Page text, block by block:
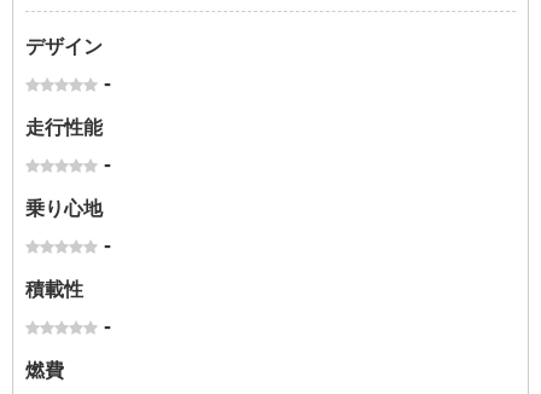
デザイン
-
走行性能
-
乗り心地
-
積載性
-
燃費